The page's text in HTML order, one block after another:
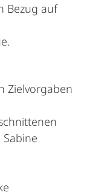
Bezug auf
Zielvorgaben